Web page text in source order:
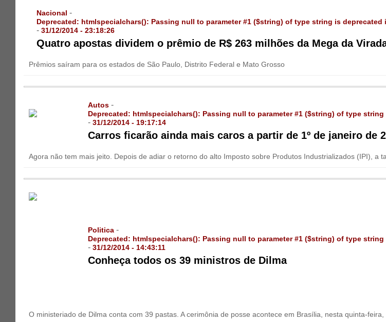
Nacional -
Deprecated: htmlspecialchars(): Passing null to parameter #1 ($string) of type string is
-31/12/2014 - 23:18:26
Quatro apostas dividem o prêmio de R$ 263 milhões da Mega da
Prêmios saíram para os estados de São Paulo, Distrito Federal e Mato Grosso
Autos -
Deprecated: htmlspecialchars(): Passing null to parameter #1 ($string) of type
-31/12/2014 - 19:17:14
Carros ficarão ainda mais caros a partir de 1º de janeiro de
Agora não tem mais jeito. Depois de adiar o retorno do alto Imposto sobre Produtos Industrializados (IPI), a
Politica -
Deprecated: htmlspecialchars(): Passing null to parameter #1 ($string) of type
-31/12/2014 - 14:43:11
Conheça todos os 39 ministros de Dilma
O ministeriado de Dilma conta com 39 pastas. A cerimônia de posse acontece em Brasília, nesta quinta-feira,